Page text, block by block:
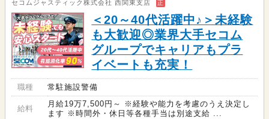
セコムジャスティック株式会社 西関東支店 正
＜20～40代活躍中♪＞未経験
も大歓迎◎業界大手セコム
グループでキャリアもプラ
イベートも充実！
職種 常駐施設警備
給料
月給19万7,500円～ ※経験や能力を考慮のうえ決定し
ます ※時間外・休日等各種手当は別途支給 ...